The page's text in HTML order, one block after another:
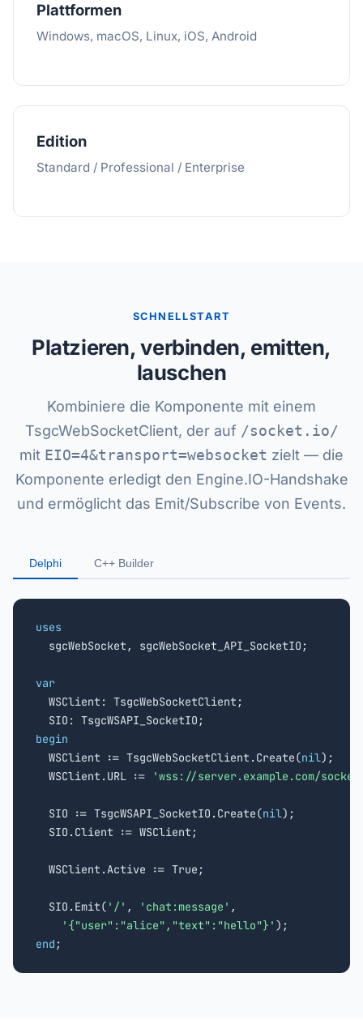
Plattformen
Windows, macOS, Linux, iOS, Android
Edition
Standard / Professional / Enterprise
SCHNELLSTART
Platzieren, verbinden, emitten,
lauschen
Kombiniere die Komponente mit einem
TsgcWebSocketClient, der auf /socket.io/
mit EIO=4&transport=websocket zielt — die
Komponente erledigt den Engine.IO-Handshake
und ermöglicht das Emit/Subscribe von Events.
Delphi C++ Builder
uses
sgcWebSocket, sgcWebSocket_API_SocketIO;
var
WSClient: TsgcWebSocketClient;
begin
WSClient := TsgcWebSocketClient.Create(nil);
  WSClient.URL :=
'wss://server.example.com/
  SIO := TsgcWSAPI_SocketIO.Create(
nil);
  SIO.Client := WSClient;
  WSClient.Active := True;
  SIO.Emit(
'/' , 'chat:message' ,
'{"user":"alice","text":"hello"}'
end ;